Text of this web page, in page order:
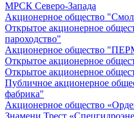
МРСК Северо-Запада
Акционерное общество
Открытое акционерное
пароходство"
Акционерное общество
Открытое акционерное
Открытое акционерное
Публичное акционерное
фабрика"
Акционерное общество
Знамени Трест